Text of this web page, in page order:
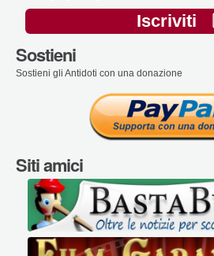
Iscriviti
Sostieni
Sostieni gli Antidoti con una donazione
Siti amici